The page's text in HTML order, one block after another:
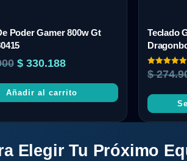
Poder Gamer 800w Gt
$330.188
Añadir al carrito
Teclado
Valorado
con
de 5
$
Elegir Tu Próximo